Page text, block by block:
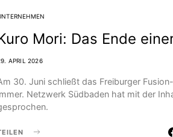
Mori: Das Ende
APRIL 2026
30. Juni schließt das Freiburger
Netzwerk Südbaden hat mit der